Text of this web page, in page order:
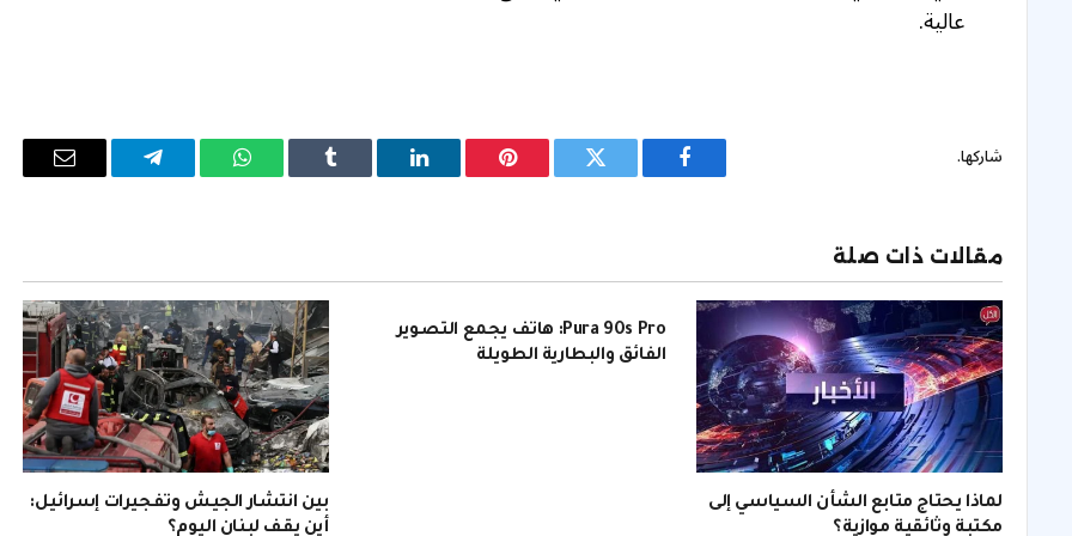
عالية.
شاركها.
فيسبوك تويتر بينتيريستلينكدإن Tumblr واتساب تيلقرام
البريد
مقالات ذات صلة
لماذا يحتاج متابع الشأن السياسي إلى
مكتبة وثائقية موازية؟
Pura 90s Pro: هاتف يجمع التصوير
الفائق والبطارية الطويلة
بين انتشار الجيش وتفجيرات إسرائيل:
أين يقف لبنان اليوم؟